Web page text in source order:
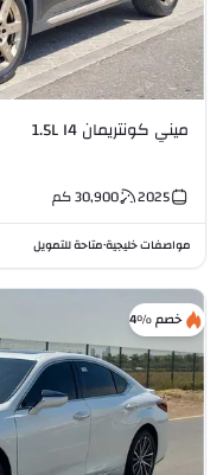
ميني كونتريمان 1.5L I4
2025
30,900كم
مواصفات خليجية•متاحة للتمويل
خصم %4